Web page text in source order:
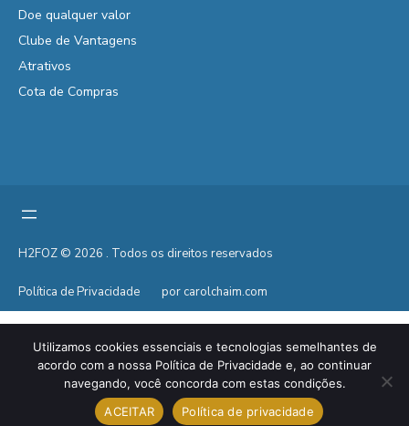
Doe qualquer valor
Clube de Vantagens
Atrativos
Cota de Compras
H2FOZ © 2026 . Todos os direitos reservados
Política de Privacidade por carolchaim.com
Utilizamos cookies essenciais e tecnologias semelhantes de
acordo com a nossa Política de Privacidade e, ao continuar
navegando, você concorda com estas condições.
ACEITAR
Política de privacidade